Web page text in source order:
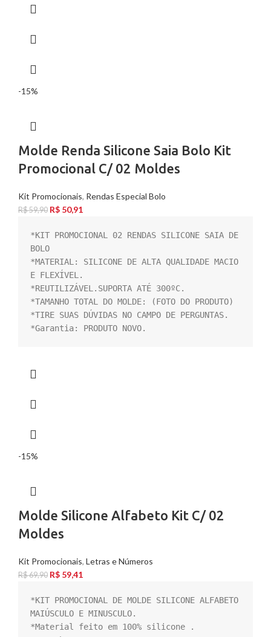
-15%
Molde Renda Silicone Saia Bolo Kit
Promocional C/ 02 Moldes
Kit Promocionais, Rendas Especial Bolo
R$59,90 R$ 50,91
*KIT PROMOCIONAL 02 RENDAS SILICONE SAIA DE
BOLO
*MATERIAL: SILICONE DE ALTA QUALIDADE MACIO
E FLEXÍVEL.
*REUTILIZÁVEL.SUPORTA ATÉ 300ºC.
*TAMANHO TOTAL DO MOLDE: (FOTO DO PRODUTO)
*TIRE SUAS DÚVIDAS NO CAMPO DE PERGUNTAS.
*Garantia: PRODUTO NOVO.
-15%
Molde Silicone Alfabeto Kit C/ 02
Moldes
Kit Promocionais, Letras e Números
R$69,90 R$ 59,41
*KIT PROMOCIONAL DE MOLDE SILICONE ALFABETO
MAIÚSCULO E MINUSCULO.
*Material feito em 100% silicone .